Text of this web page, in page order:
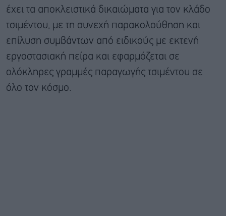
έχει τα αποκλειστικά δικαιώματα για τον κλάδο
τσιμέντου, με τη συνεχή παρακολούθηση και
επίλυση συμβάντων από ειδικούς με εκτενή
εργοστασιακή πείρα και εφαρμόζεται σε
ολόκληρες γραμμές παραγωγής τσιμέντου σε
όλο τον κόσμο.